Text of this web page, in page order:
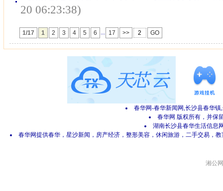
20 06:23:38)
1/17 1 2 3 4 5 6 ... 17 >> GO
春华网-春华新闻网,长沙县春华
春华网 版权所有，并保
湖南长沙县春华生活信息
春华网提供春华，星沙新闻，房产经济，整形美容，休闲旅游，二手交易，
湘公